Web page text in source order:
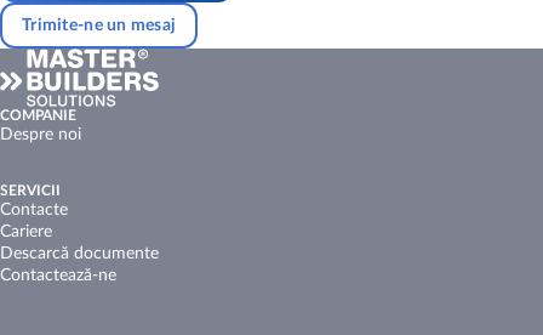
Trimite-ne un mesaj
COMPANIE
Despre noi
SERVICII
Contacte
Cariere
Descarcă documente
Contactează-ne